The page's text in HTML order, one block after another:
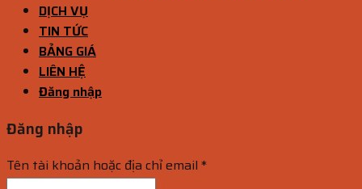
DỊCH VỤ
TIN TỨC
BẢNG GIÁ
LIÊN HỆ
Đăng nhập
Đăng nhập
Tên tài khoản hoặc địa chỉ email *